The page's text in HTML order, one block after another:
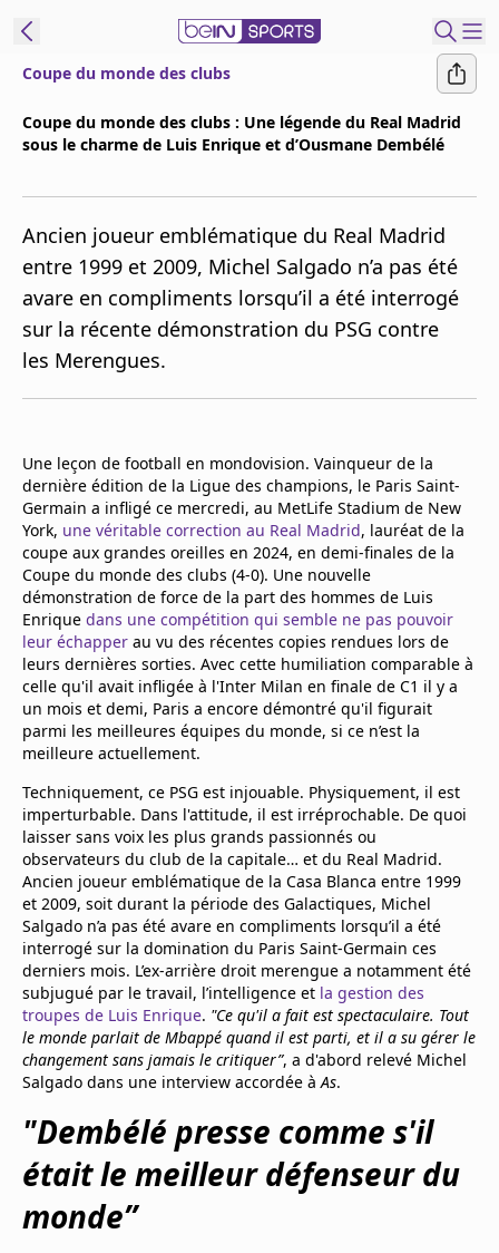
Replays
Podcasts
Gérer les
notifications
Contactez nous
beINSPIRED
CGU
Mentions légales
Cookies
Protection des données
Paramétrer mon consentement
Coupe du monde des clubs
Coupe du monde des clubs : Une légende du Real Madrid
sous le charme de Luis Enrique et d’Ousmane Dembélé
Ancien joueur emblématique du Real Madrid
entre 1999 et 2009, Michel Salgado n’a pas été
avare en compliments lorsqu’il a été interrogé
sur la récente démonstration du PSG contre
les Merengues.
Une leçon de football en mondovision. Vainqueur de la
dernière édition de la Ligue des champions, le Paris Saint-
Germain a infligé ce mercredi, au MetLife Stadium de New
York, une véritable correction au Real Madrid, lauréat de la
coupe aux grandes oreilles en 2024, en demi-finales de la
Coupe du monde des clubs (4-0). Une nouvelle
démonstration de force de la part des hommes de Luis
Enrique dans une compétition qui semble ne pas pouvoir
leur échapper au vu des récentes copies rendues lors de
leurs dernières sorties. Avec cette humiliation comparable à
celle qu'il avait infligée à l'Inter Milan en finale de C1 il y a
un mois et demi, Paris a encore démontré qu'il figurait
parmi les meilleures équipes du monde, si ce n’est la
meilleure actuellement.
Techniquement, ce PSG est injouable. Physiquement, il est
imperturbable. Dans l'attitude, il est irréprochable. De quoi
laisser sans voix les plus grands passionnés ou
observateurs du club de la capitale… et du Real Madrid.
Ancien joueur emblématique de la Casa Blanca entre 1999
et 2009, soit durant la période des Galactiques, Michel
Salgado n’a pas été avare en compliments lorsqu’il a été
interrogé sur la domination du Paris Saint-Germain ces
derniers mois. L’ex-arrière droit merengue a notamment été
subjugué par le travail, l’intelligence et la gestion des
troupes de Luis Enrique. "Ce qu'il a fait est spectaculaire. Tout
le monde parlait de Mbappé quand il est parti, et il a su gérer le
changement sans jamais le critiquer”, a d'abord relevé Michel
Salgado dans une interview accordée àAs.
"Dembélé presse comme s'il
était le meilleur défenseur du
monde”